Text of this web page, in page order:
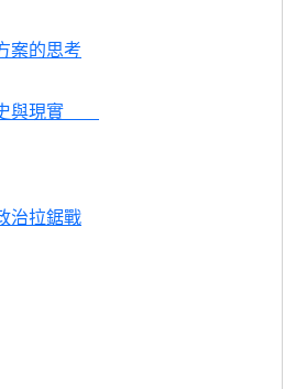
案的思考
史與現實
治拉鋸戰